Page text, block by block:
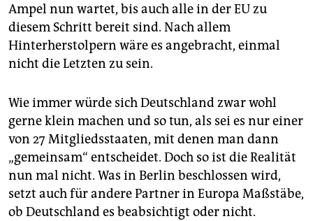
Ampel nun wartet, bis auch alle in der EU zu
diesem Schritt bereit sind. Nach allem
Hinterherstolpern wäre es angebracht, einmal
nicht die Letzten zu sein.
Wie immer würde sich Deutschland zwar wohl
gerne klein machen und so tun, als sei es nur einer
von 27 Mitgliedsstaaten, mit denen man dann
„gemeinsam“ entscheidet. Doch so ist die Realität
nun mal nicht. Was in Berlin beschlossen wird,
setzt auch für andere Partner in Europa Maßstäbe,
ob Deutschland es beabsichtigt oder nicht.